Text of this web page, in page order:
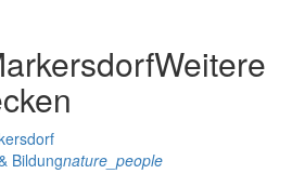
Weitere
Bildungnature_people